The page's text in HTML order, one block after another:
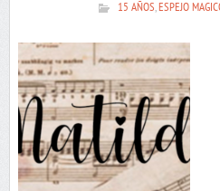
15 AÑOS,ESPEJO